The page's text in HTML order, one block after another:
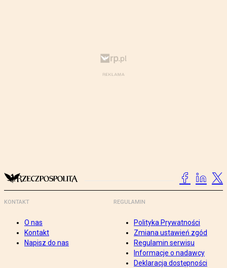
KONTAKT
O nas
Kontakt
Napisz do nas
REGULAMIN
Polityka Prywatności
Zmiana ustawień zgód
Regulamin serwisu
Informacje o nadawcy
Deklaracja dostępności